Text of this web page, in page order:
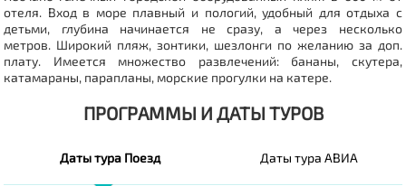
отеля. Вход в море плавный и пологий, удобный для отдыха с
детьми, глубина начинается не сразу, а через несколько
метров. Широкий пляж, зонтики, шезлонги по желанию за доп.
плату. Имеется множество развлечений: бананы, скутера,
катамараны, парапланы, морские прогулки на катере.
ПРОГРАММЫ И ДАТЫ ТУРОВ
Даты тура Поезд Даты тура АВИА